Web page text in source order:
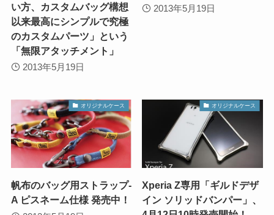
い方、カスタムバッグ構想
以来最高にシンプルで究極
のカスタムパーツ」という
「無限アタッチメント」
2013年5月19日
2013年5月19日
オリジナルケース
帆布のバッグ用ストラップ-
A ピスネーム仕様 発売中！
オリジナルケース
Xperia Z専用「ギルドデザ
イン ソリッドバンパー」、